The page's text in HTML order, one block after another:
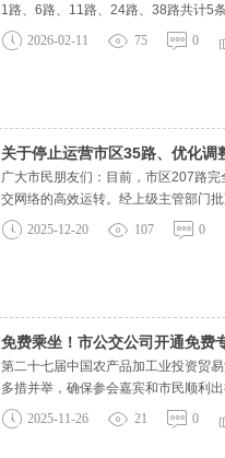
1路、6路、11路、24路、38路共计5
15日（腊月廿八）2月18日~2月23日
2026-02-11 75 0
关于停止运营市区35路、优化调
广大市民朋友们：目前，市区207路
交网络的高效运转。经上级主管部门
限资源的高效利用，更好地服务市民
高铁火车站--第三十七小学。2、途经
2025-12-20 107 0
免费乘坐！市公交公司开通免费
第二十七届中国农产品加工业投资贸
多措并举，确保参会嘉宾和市民顺利
情况适时调整），同时将18路、Y1路
营的动态监管，通过车载实时监控及
2025-11-26 21 0